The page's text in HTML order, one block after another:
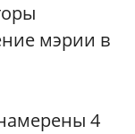
мэрии в
4